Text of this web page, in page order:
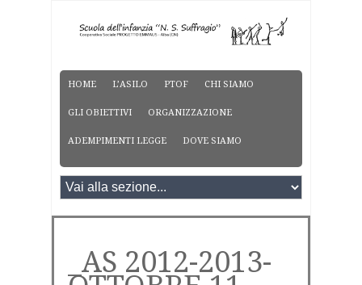
HOME L’ASILO PTOF CHI SIAMO
GLI OBIETTIVI ORGANIZZAZIONE
ADEMPIMENTI LEGGE DOVE SIAMO
_AS 2012-2013-